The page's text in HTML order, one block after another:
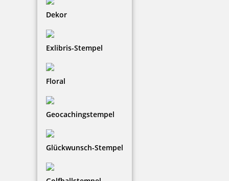
Dekor
Exlibris-Stempel
Floral
Geocachingstempel
Glückwunsch-Stempel
114,54 €
Jetzt gestalten